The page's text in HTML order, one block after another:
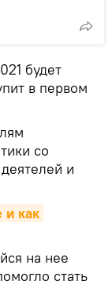
будет
в первом
со
и
и как
на нее
стать